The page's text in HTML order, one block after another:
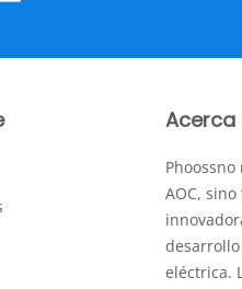
Acerca
AOC,
eléctrica.